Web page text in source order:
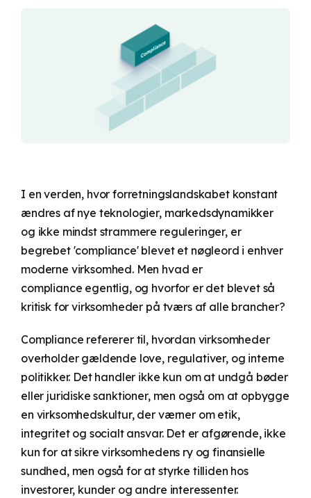
hvidvaskloven.
I en verden, hvor forretningslandskabet konstant
ændres af nye teknologier, markedsdynamikker
og ikke mindst strammere reguleringer, er
begrebet 'compliance' blevet et nøgleord i enhver
moderne virksomhed. Men hvad er
compliance egentlig, og hvorfor er det blevet så
kritisk for virksomheder på tværs af alle brancher?
Compliance refererer til, hvordan virksomheder
overholder gældende love, regulativer, og interne
politikker. Det handler ikke kun om at undgå bøder
eller juridiske sanktioner, men også om at opbygge
en virksomhedskultur, der værner om etik,
integritet og socialt ansvar. Det er afgørende, ikke
kun for at sikre virksomhedens ry og finansielle
sundhed, men også for at styrke tilliden hos
investorer, kunder og andre interessenter.